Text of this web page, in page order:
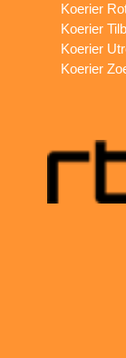
Koerier
Koerier
Koerier
Koerier